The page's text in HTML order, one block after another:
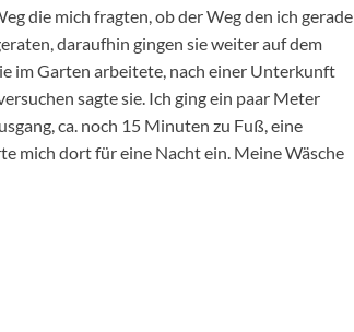
die mich fragten, ob der Weg den ich gerade
daraufhin gingen sie weiter auf dem
im Garten arbeitete, nach einer Unterkunft
sagte sie. Ich ging ein paar Meter
ca. noch 15 Minuten zu Fuß, eine
mich dort für eine Nacht ein. Meine Wäsche